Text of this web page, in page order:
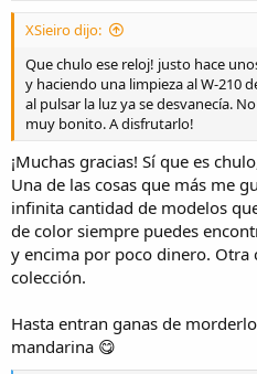
XSieiro dijo:
Que chulo ese reloj! justo hace
y haciendo una limpieza al W-210
al pulsar la luz ya se desvanecía.
muy bonito. A disfrutarlo!
¡Muchas gracias! Sí que es
Una de las cosas que más me
infinita cantidad de modelos
de color siempre puedes
y encima por poco dinero. Otra
colección.
Hasta entran ganas de
mandarina 😋